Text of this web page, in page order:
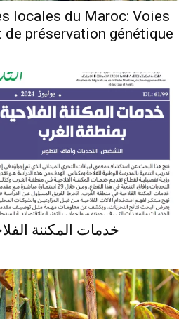
locales du Maroc: Voies
de préservation génétique
خدمات المكننة